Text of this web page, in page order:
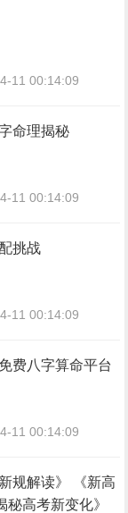
11 00:14:09
命理揭秘
11 00:14:09
挑战
11 00:14:09
费八字算命平台
11 00:14:09
规解读》 《新高
高考新变化》